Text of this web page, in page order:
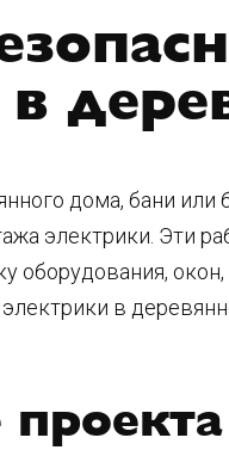
в
дома, бани
электрики. Эти
оборудования,
в